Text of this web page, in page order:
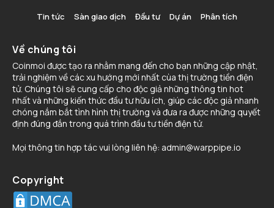
Tin tức Sàn giao dịch Đầu tư Dự án Phân tích
Về chúng tôi
Coinmoi được tạo ra nhằm mang đến cho bạn những cập nhật,
trải nghiệm về các xu hướng mới nhất cùa thị trường tiền điện
tử. Chúng tôi sẽ cung cấp cho độc giả những thông tin hot
nhất và những kiến thức đầu tư hữu ích, giúp các độc giả nhanh
chóng nắm bắt tình hình thị trường và đưa ra được những quyết
định đúng đắn trong quá trình đầu tư tiền điện tử.
Mọi thông tin hợp tác vui lòng liên hệ: admin@warppipe.io
Copyright